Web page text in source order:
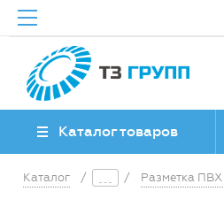
Каталог товаров
Каталог / / Разметка ПВХ